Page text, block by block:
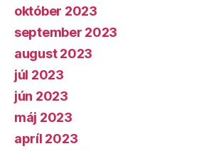
október 2023
september 2023
august 2023
júl 2023
jún 2023
máj 2023
apríl 2023